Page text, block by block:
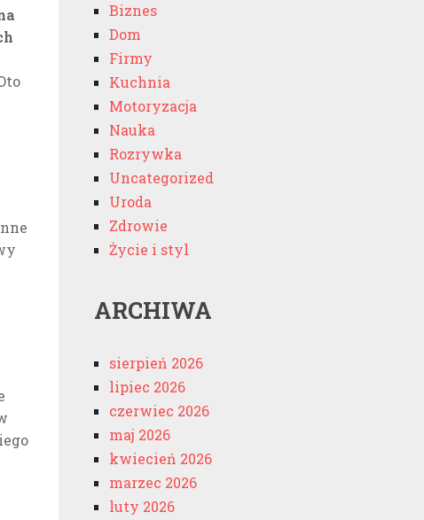
Biznes
Dom
Firmy
Kuchnia
Motoryzacja
Nauka
Rozrywka
Uncategorized
Uroda
Zdrowie
Życie i styl
ARCHIWA
sierpień 2026
lipiec 2026
czerwiec 2026
maj 2026
kwiecień 2026
marzec 2026
luty 2026